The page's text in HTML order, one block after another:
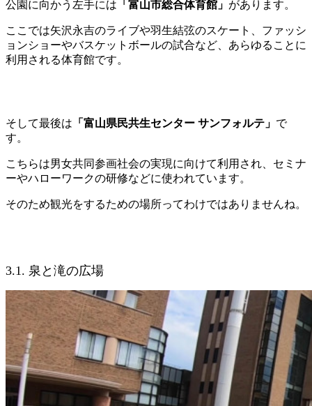
公園に向かう左手には 「富山市総合体育館」 があります。
ここでは矢沢永吉のライブや羽生結弦のスケート、ファッシ
ョンショーやバスケットボールの試合など、あらゆることに
利用される体育館です。
そして最後は 「富山県民共生センター サンフォルテ」 で
す。
こちらは男女共同参画社会の実現に向けて利用され、セミナ
ーやハローワークの研修などに使われています。
そのため観光をするための場所ってわけではありませんね。
3.1. 泉と滝の広場